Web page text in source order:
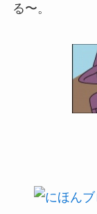
る〜。